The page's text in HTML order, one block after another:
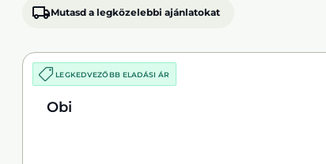
Mutasd a legközelebbi ajánlatokat
LEGKEDVEZŐBB ELADÁSI ÁR
Obi